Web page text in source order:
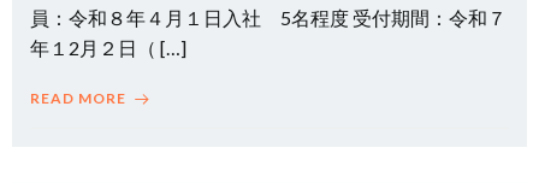
員：令和８年４月１日入社 5名程度 受付期間：令和７
年１2月２日（ […]
READ MORE